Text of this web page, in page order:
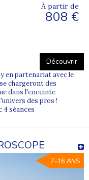
À partir de
808 €
Découvrir
en partenariat avec le
chargeront des
dans l'enceinte
des pros !
4 séances
7-16 ANS